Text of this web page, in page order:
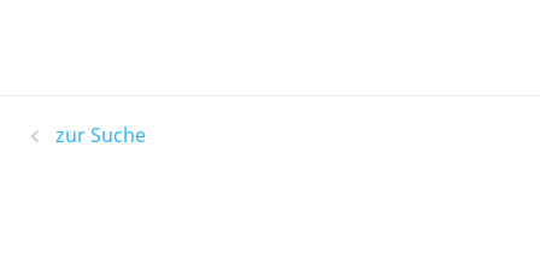
zur Suche